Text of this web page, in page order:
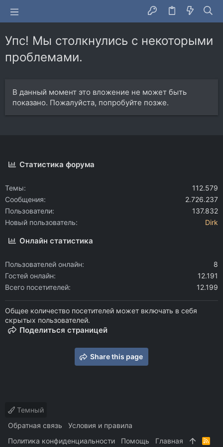
Упс! Мы столкнулись с некоторыми
проблемами.
В данный момент это вложение не может быть
показано. Пожалуйста, попробуйте позже.
Статистика форума
Темы
112.579
Сообщения
2.726.237
Пользователи
137.832
Новый пользователь
Dirk
Онлайн статистика
Пользователей онлайн
8
Гостей онлайн
12.191
Всего посетителей
12.199
Общее количество посетителей может включать в себя
скрытых пользователей.
Поделиться страницей
Share this page
Темный
Обратная связь
Условия и правила
Политика конфиденциальности
Помощь Главная
R